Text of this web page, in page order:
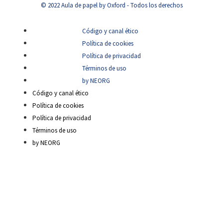
© 2022 Aula de papel by Oxford - Todos los derechos
Código y canal ético
Política de cookies
Política de privacidad
Términos de uso
by NEORG
Código y canal ético
Política de cookies
Política de privacidad
Términos de uso
by NEORG